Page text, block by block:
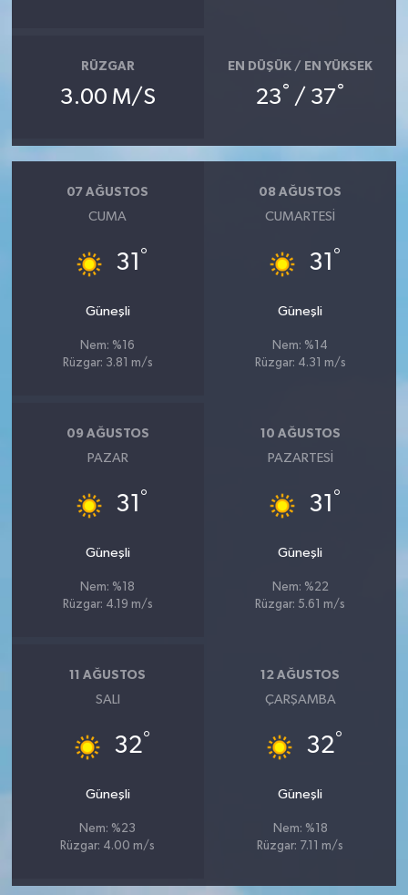
RÜZGAR
3.00 M/S
EN DÜŞÜK / EN YÜKSEK
23° / 37°
07 AĞUSTOS
CUMA
31 °
Güneşli
Nem: %16
Rüzgar: 3.81 m/s
08 AĞUSTOS
CUMARTESI
31 °
Güneşli
Nem: %14
Rüzgar: 4.31 m/s
09 AĞUSTOS
PAZAR
31 °
Güneşli
Nem: %18
Rüzgar: 4.19 m/s
10 AĞUSTOS
PAZARTESI
31 °
Güneşli
Nem: %22
Rüzgar: 5.61 m/s
11 AĞUSTOS
SALI
32°
Güneşli
Nem: %23
Rüzgar: 4.00 m/s
12 AĞUSTOS
ÇARŞAMBA
32°
Güneşli
Nem: %18
Rüzgar: 7.11 m/s